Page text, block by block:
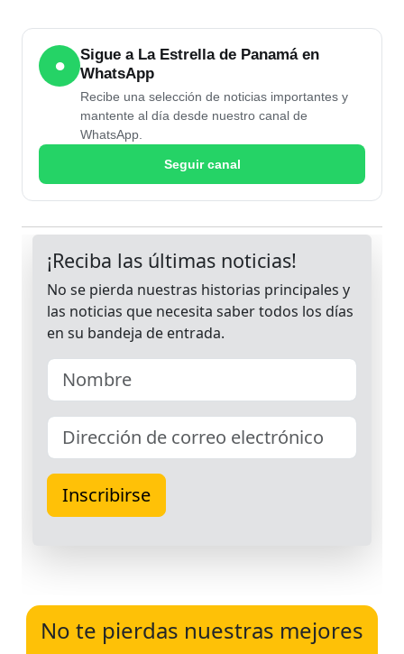
●
Sigue a La Estrella de Panamá en
WhatsApp
Recibe una selección de noticias importantes y
mantente al día desde nuestro canal de
WhatsApp.
Seguir canal
No te pierdas nuestras mejores